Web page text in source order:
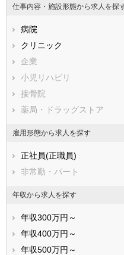
仕事内容・施設形態から求人を探
病院
クリニック
企業
小児リハビリ
接骨院
薬局・ドラッグストア
雇用形態から求人を探す
正社員(正職員)
非常勤・パート
年収から求人を探す
年収300万円～
年収400万円～
年収500万円～